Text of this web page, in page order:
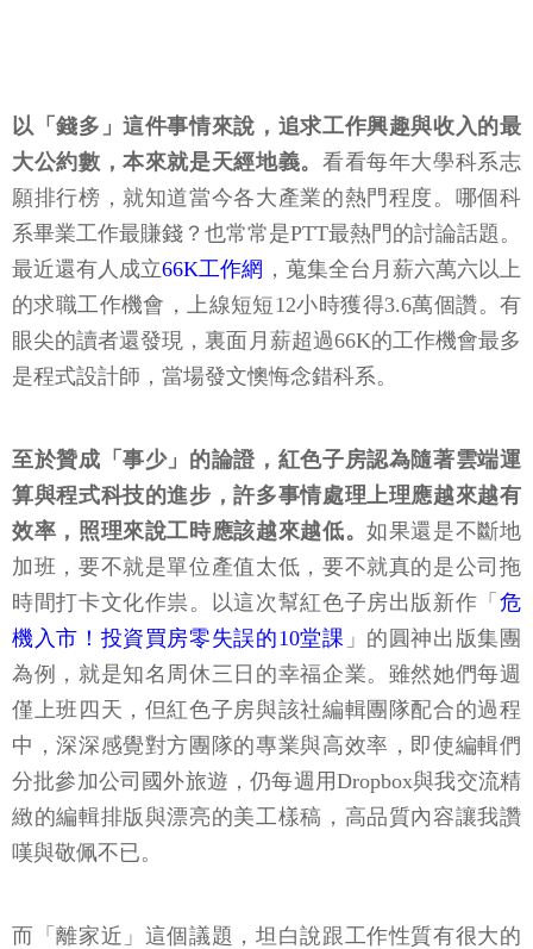
以「錢多」這件事情來說，追求工作興趣與收入的最
大公約數，本來就是天經地義。 看看每年大學科系志
願排行榜，就知道當今各大產業的熱門程度。哪個科
系畢業工作最賺錢？也常常是PTT最熱門的討論話題。
最近還有人成立66K工作網 ，蒐集全台月薪六萬六以上
的求職工作機會，上線短短12小時獲得3.6萬個讚。有
眼尖的讀者還發現，裏面月薪超過66K的工作機會最多
是程式設計師，當場發文懊悔念錯科系。
至於贊成「事少」的論證，紅色子房認為隨著雲端運
算與程式科技的進步，許多事情處理上理應越來越有
效率，照理來說工時應該越來越低。如果還是不斷地
加班，要不就是單位產值太低，要不就真的是公司拖
時間打卡文化作祟。以這次幫紅色子房出版新作「 危
機入市！投資買房零失誤的10堂課 」的圓神出版集團
為例，就是知名周休三日的幸福企業。雖然她們每週
僅上班四天，但紅色子房與該社編輯團隊配合的過程
中，深深感覺對方團隊的專業與高效率，即使編輯們
分批參加公司國外旅遊，仍每週用Dropbox與我交流精
緻的編輯排版與漂亮的美工樣稿，高品質內容讓我讚
嘆與敬佩不已。
而「離家近」這個議題，坦白說跟工作性質有很大的